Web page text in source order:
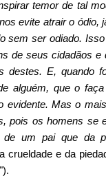
temor de tal
evite atrair o ódio,
sem ser odiado.
de seus cidadãos e
destes. E, quando
alguém, que o
evidente. Mas o
pois os homens se
de um pai que da
crueldade e da